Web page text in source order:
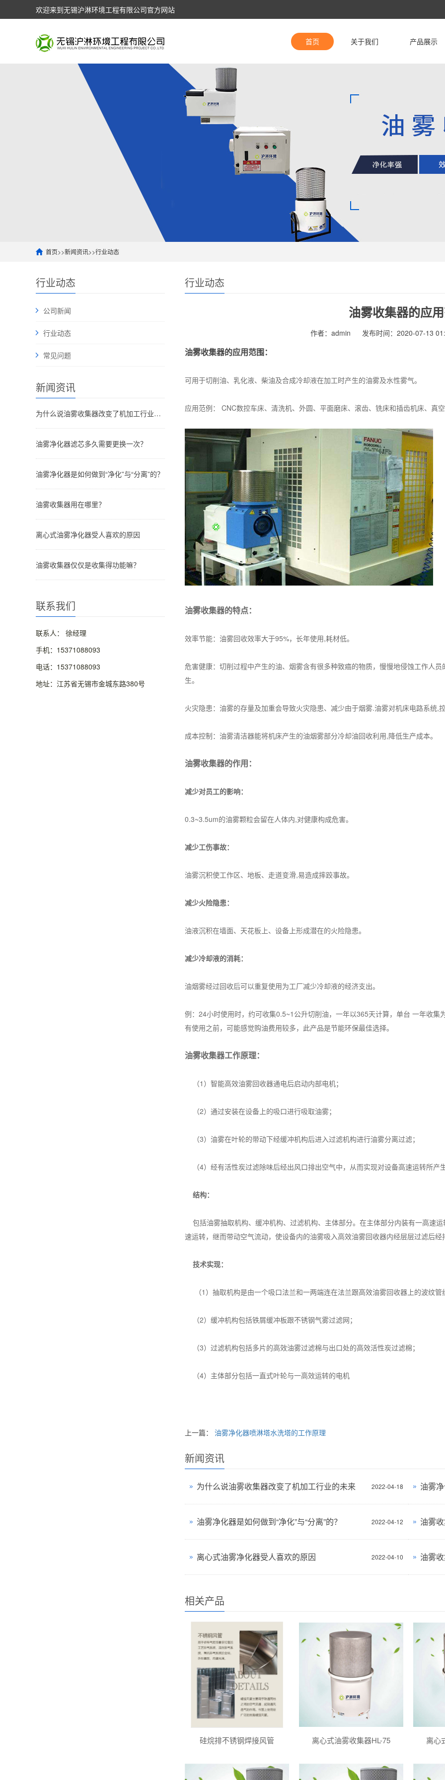
欢迎来到无锡沪淋环境工程有限公司官方网站
首页 关于我们 产品展示
首页>>新闻资讯>>行业动态
行业动态
公司新闻
行业动态
常见问题
新闻资讯
为什么说油雾收集器改变了机加工行业的未来
油雾净化器滤芯多久需要更换一次？
油雾净化器是如何做到“净化”与“分离”的？
油雾收集器用在哪里？
离心式油雾净化器受人喜欢的原因
油雾收集器仅仅是收集得功能嘛？
联系我们
联系人： 徐经理
手机：15371088093
电话：15371088093
地址：江苏省无锡市金城东路380号
行业动态
油雾收集器的应
作者：admin 发布时间：2020-07-13
油雾收集器的应用范围：
可用于切削油、乳化液、柴油及合成冷却液在加工时产生的油雾及水性雾气。
应用范例： CNC数控车床、清洗机、外圆、平面磨床、滚齿、铣床和插齿机床、真
油雾收集器的特点：
效率节能：油雾回收效率大于95%，长年使用,耗材低。
危害健康：切削过程中产生的油、烟雾含有很多种致癌的物质，慢慢地侵蚀工作人
生。
火灾隐患：油雾的存量及加重会导致火灾隐患、减少由于烟雾.油雾对机床电路系
成本控制：油雾清洁器能将机床产生的油烟雾部分冷却油回收利用,降低生产成本。
油雾收集器的作用：
减少对员工的影响：
0.3~3.5um的油雾颗粒会留在人体内,对健康构成危害。
减少工伤事故：
油雾沉积使工作区、地板、走道变滑,易造成摔跤事故。
减少火险隐患：
油液沉积在墙面、天花板上、设备上形成潜在的火险隐患。
减少冷却液的消耗：
油烟雾经过回收后可以重复使用为工厂减少冷却液的经济支出。
例：24小时使用时，约可收集0.5~1公升切削油，一年以365天计算，单台 一年收
有使用之前，可能感觉购油费用较多，此产品是节能环保最佳选择。
油雾收集器工作原理：
（1）智能高效油雾回收器通电后启动内部电机；
（2）通过安装在设备上的吸口进行吸取油雾；
（3）油雾在叶轮的带动下经缓冲机构后进入过滤机构进行油雾分离过滤；
（4）经有活性炭过滤除味后经出风口排出空气中，从而实现对设备高速运转所产
结构：
包括油雾抽取机构、缓冲机构、过滤机构、主体部分。在主体部分内装有一高速
速运转，继而带动空气流动，使设备内的油雾吸入高效油雾回收器内经层层过滤后经
技术实现：
（1）抽取机构是由一个吸口法兰和一两端连在法兰跟高效油雾回收器上的波纹管
（2）缓冲机构包括铁屑缓冲板跟不锈钢气雾过滤网；
（3）过滤机构包括多片的高效油雾过滤棉与出口处的高效活性炭过滤棉；
（4）主体部分包括一直式叶轮与一高效运转的电机
上一篇： 油雾净化器喷淋塔水洗塔的工作原理
新闻资讯
2022-04-18
为什么说油雾收集器改变了机加工行业的未来 油雾
2022-04-12
油雾净化器是如何做到“净化”与“分离”的？ 油雾
2022-04-10
离心式油雾净化器受人喜欢的原因 油雾
相关产品
硅烷排不锈钢焊接风管 离心式油雾收集器HL-75 离心